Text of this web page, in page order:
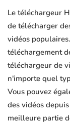
Le téléchargeur
de télécharger
vidéos
téléchargement
téléchargeur de
n'importe quel
Vous pouvez
des vidéos
meilleure partie